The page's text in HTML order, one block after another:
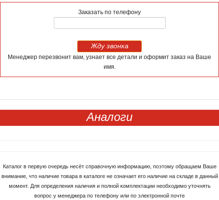
Заказать по телефону
Жду звонка
Менеджер перезвонит вам, узнает все детали и оформит заказ на Ваше
имя.
Аналоги
Каталог в первую очередь несёт справочную информацию, поэтому обращаем Ваше
внимание, что наличие товара в каталоге не означает его наличие на складе в данный
момент. Для определения наличия и полной комплектации необходимо уточнять
вопрос у менеджера по телефону или по электронной почте